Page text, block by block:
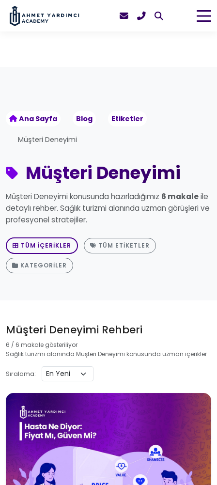
Ana Sayfa Blog Etiketler
Müşteri Deneyimi
Müşteri Deneyimi
Müşteri Deneyimi konusunda hazırladığımız 6 makaleile
detaylı rehber. Sağlık turizmi alanında uzman görüşleri ve
profesyonel stratejiler.
TÜM İÇERIKLER TÜM ETIKETLER
KATEGORILER
Müşteri Deneyimi Rehberi
6 / 6 makale gösteriliyor
Sağlık turizmi alanında Müşteri Deneyimi konusunda uzman içerikler
Sıralama: